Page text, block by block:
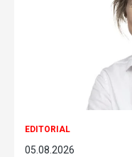
EDITORIAL
05.08.2026